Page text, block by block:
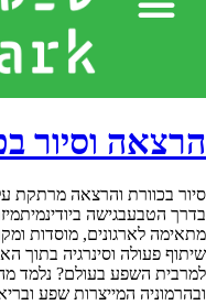
הרצאה וסיור
סיור בכוורת והרצאה מרתקת
בדרך הטבעבגישה
מתאימה לארגונים, מוסדות
שיתוף פעולה וסינרגיה בתוך
למרבית השפע בעולם? נלמד
ובהרמוניה המייצרות שפע